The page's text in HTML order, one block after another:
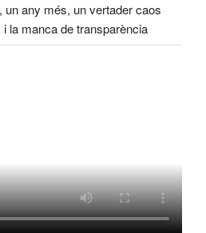
un any més, un vertader caos
la manca de transparència